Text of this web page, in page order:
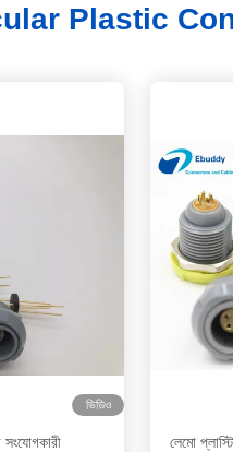
Plastic
ভিডিও
লেমো